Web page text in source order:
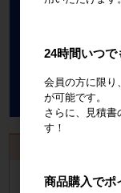
会員
24時間いつ
会員の方に限り
が可能です。
さらに、見積書
す！
商品購入でポ